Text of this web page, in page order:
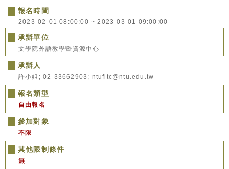
報名時間
2023-02-01 08:00:00 ~ 2023-03-01 09:00:00
承辦單位
文學院外語教學暨資源中心
承辦人
許小姐; 02-33662903; ntufltc@ntu.edu.tw
報名類型
自由報名
參加對象
不限
其他限制條件
無